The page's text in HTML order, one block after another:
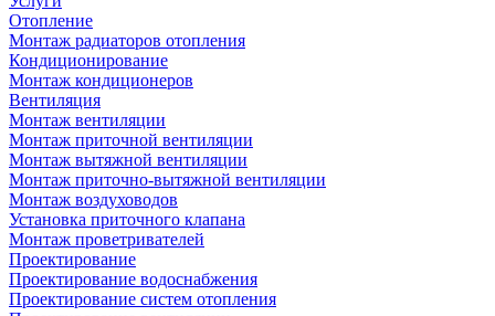
Отопление
Монтаж радиаторов отопления
Кондиционирование
Монтаж кондиционеров
Вентиляция
Монтаж вентиляции
Монтаж приточной вентиляции
Монтаж вытяжной вентиляции
Монтаж приточно-вытяжной вентиляции
Монтаж воздуховодов
Установка приточного клапана
Монтаж проветривателей
Проектирование
Проектирование водоснабжения
Проектирование систем отопления